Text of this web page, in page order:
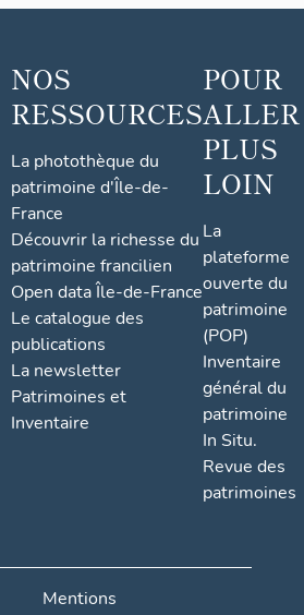
NOS
RESSOURCES
La photothèque du
patrimoine d'Île-de-
France
Découvrir la richesse du
patrimoine francilien
Open data Île-de-France
Le catalogue des
publications
La newsletter
Patrimoines et
Inventaire
POUR
ALLER
PLUS
LOIN
La
plateforme
ouverte du
patrimoine
(POP)
Inventaire
général du
patrimoine
In Situ.
Revue des
patrimoines
Mentions